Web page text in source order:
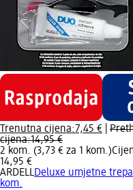
Trenutna cijena:7,45 €
cijena:14,95 €
2 kom. (3,73 € za 1 kom.)
14,95 €
ARDELLDeluxe umjetne
kom.